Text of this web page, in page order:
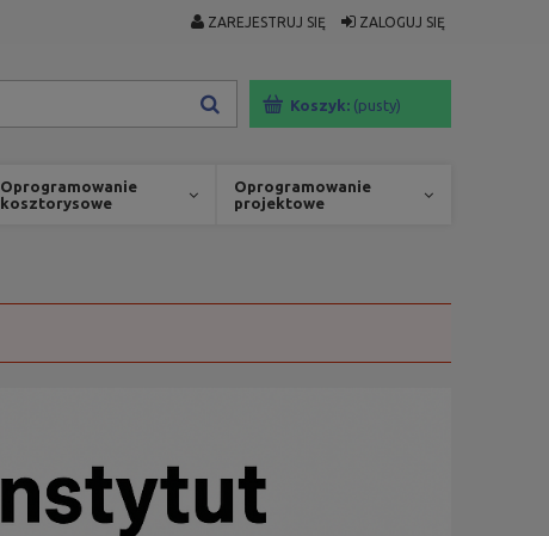
ZAREJESTRUJ SIĘ ZALOGUJ SIĘ
Koszyk: (pusty)
Oprogramowanie
kosztorysowe
Oprogramowanie
projektowe